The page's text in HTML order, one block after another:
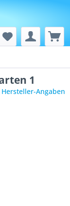
1
Hersteller-Angaben